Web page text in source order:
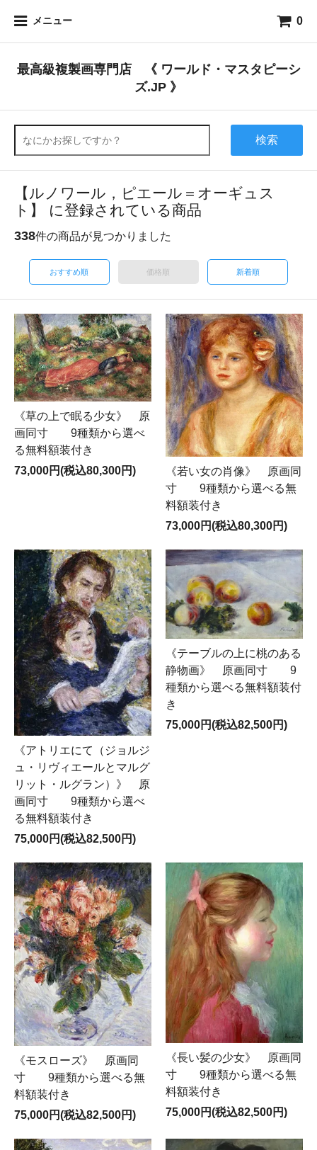
メニュー 0
最高級複製画専門店 《 ワールド・マスタピーシ
ズ.JP 》
検索
【ルノワール，ピエール＝オーギュス
ト】 に登録されている商品
338件の商品が見つかりました
おすすめ順 価格順 新着順
《草の上で眠る少女》 原
画同寸 9種類から選べ
る無料額装付き
73,000円(税込80,300円)
《若い女の肖像》 原画同
寸 9種類から選べる無
料額装付き
73,000円(税込80,300円)
《アトリエにて（ジョルジ
ュ・リヴィエールとマルグ
リット・ルグラン）》 原
画同寸 9種類から選べ
る無料額装付き
75,000円(税込82,500円)
《テーブルの上に桃のある
静物画》 原画同寸 9
種類から選べる無料額装付
き
75,000円(税込82,500円)
《モスローズ》 原画同
寸 9種類から選べる無
料額装付き
75,000円(税込82,500円)
《長い髪の少女》 原画同
寸 9種類から選べる無
料額装付き
75,000円(税込82,500円)